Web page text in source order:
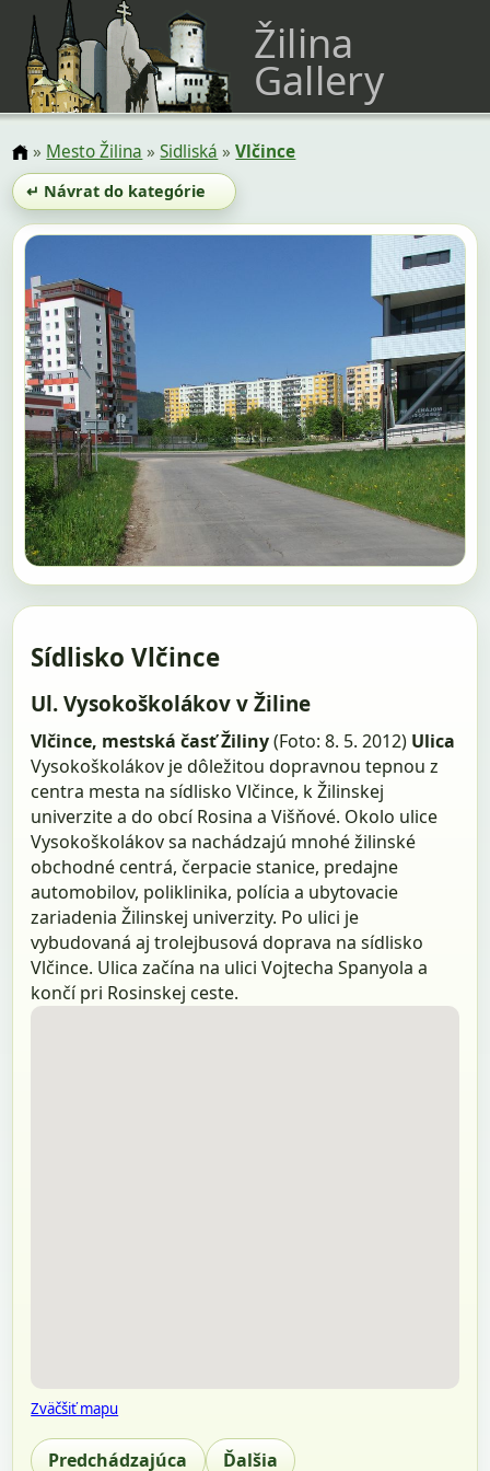
Žilina
Gallery
» Mesto Žilina »Sidliská »Vlčince
↵ Návrat do kategórie
Sídlisko Vlčince
Ul. Vysokoškolákov v Žiline
Vlčince, mestská časť Žiliny(Foto: 8. 5. 2012) Ulica
Vysokoškolákov je dôležitou dopravnou tepnou z
centra mesta na sídlisko Vlčince, k Žilinskej
univerzite a do obcí Rosina a Višňové. Okolo ulice
Vysokoškolákov sa nachádzajú mnohé žilinské
obchodné centrá, čerpacie stanice, predajne
automobilov, poliklinika, polícia a ubytovacie
zariadenia Žilinskej univerzity. Po ulici je
vybudovaná aj trolejbusová doprava na sídlisko
Vlčince. Ulica začína na ulici Vojtecha Spanyola a
končí pri Rosinskej ceste.
Zväčšiť mapu
Predchádzajúca Ďalšia